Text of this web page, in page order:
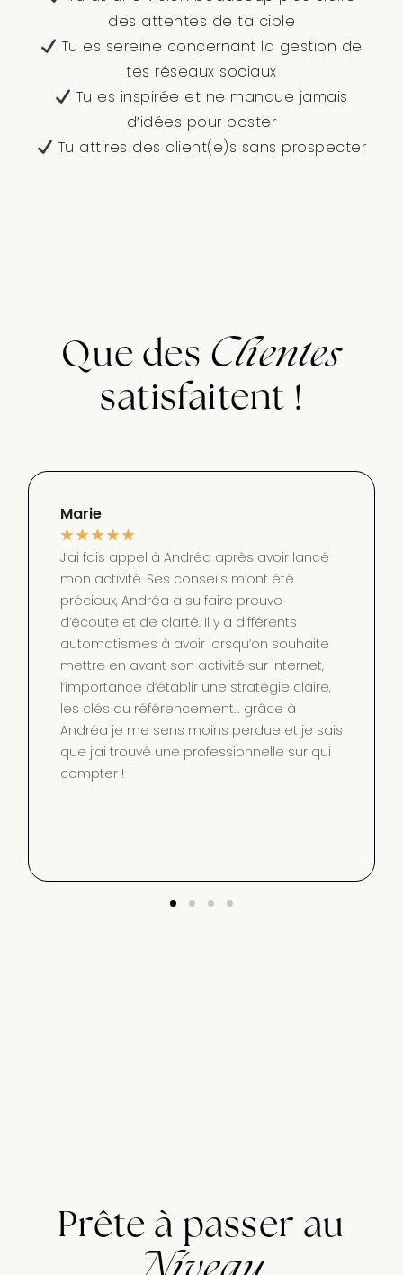
des attentes de ta cible
Tu es sereine concernant la gestion de
tes réseaux sociaux
Tu es inspirée et ne manque jamais
d’idées pour poster
Tu attires des client(e)s sans prospecter
Que des Clientes
satisfaitent !
Marie
★ ★ ★ ★ ★
J’ai fais appel à Andréa après avoir lancé
mon activité. Ses conseils m’ont été
précieux, Andréa a su faire preuve
d’écoute et de clarté. Il y a différents
automatismes à avoir lorsqu’on souhaite
mettre en avant son activité sur internet,
l’importance d’établir une stratégie claire,
les clés du référencement… grâce à
Andréa je me sens moins perdue et je sais
que j’ai trouvé une professionnelle sur qui
compter !
Prête à passer au